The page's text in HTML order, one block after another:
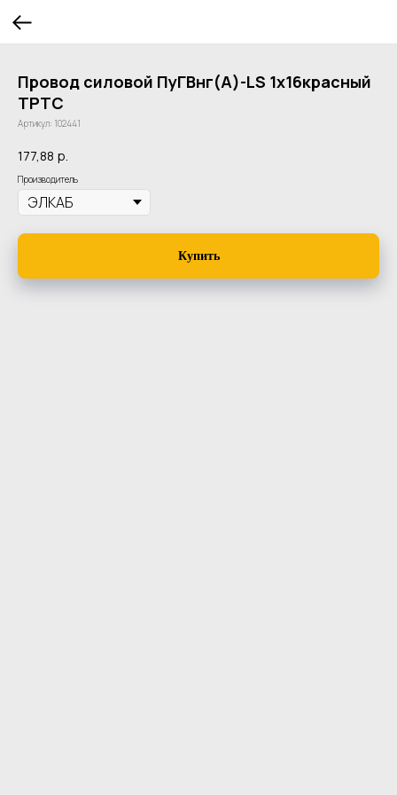
Провод силовой ПуГВнг(А)-LS 1х16красный
ТРТС
Артикул: 102441
177,88 р.
Производитель
Купить